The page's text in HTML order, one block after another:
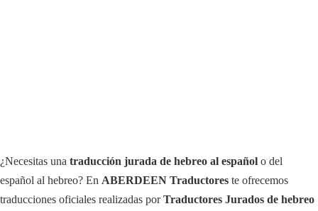
¿Necesitas una traducción jurada de hebreo al español o del
español al hebreo? En ABERDEEN Traductores te ofrecemos
traducciones oficiales realizadas porTraductores Jurados de hebreo